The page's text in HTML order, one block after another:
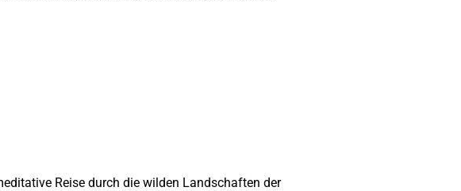
Reise durch die wilden Landschaften der